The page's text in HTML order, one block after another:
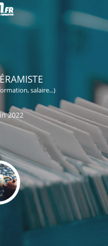
salaire...)
2022